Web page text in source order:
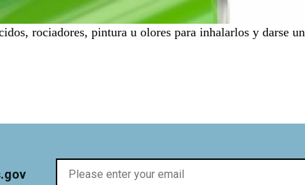
rociadores, pintura u olores para inhalarlos y darse un